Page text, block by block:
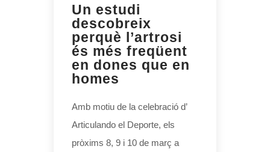
Un estudi
descobreix
perquè l’artrosi
és més freqüent
en dones que en
homes
Amb motiu de la celebració d’
Articulando el Deporte, els
pròxims 8, 9 i 10 de març a